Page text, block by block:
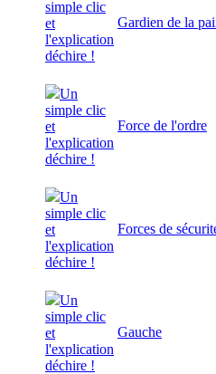
simple clic
et
l'explication
déchire !
Gardien de la
Un
simple clic
et
l'explication
déchire !
Force de l'ordre
Un
simple clic
et
l'explication
déchire !
Forces de
Un
simple clic
et
l'explication
déchire !
Gauche